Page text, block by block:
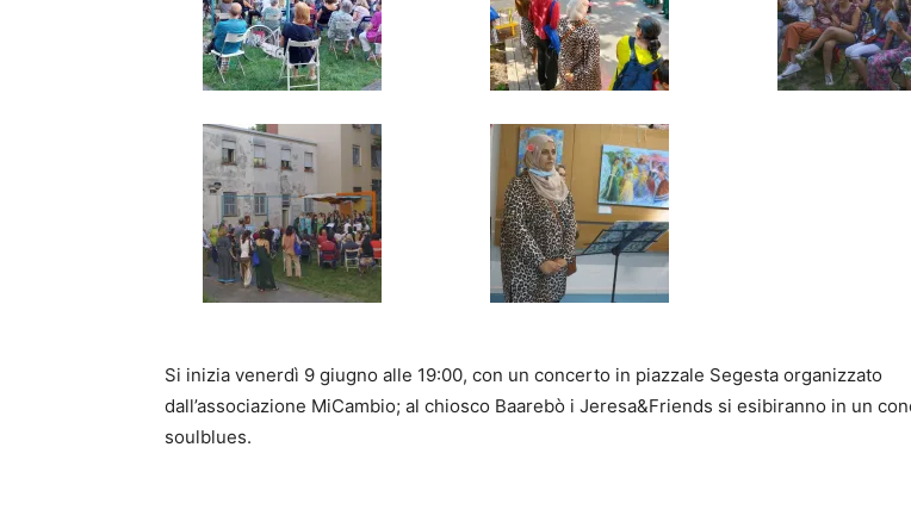
Si inizia venerdì 9 giugno alle 19:00, con un concerto in piazzale Segesta organizzato
dall’associazione MiCambio; al chiosco Baarebò i Jeresa&Friends si esibiranno in un
soulblues.